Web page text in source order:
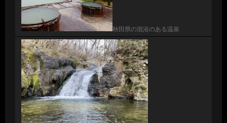
秋田県の混浴のある温泉